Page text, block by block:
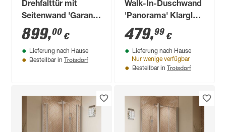
Drehfalttür mit
Seitenwand 'Garant
2.0' Anschlag rechts
Alu-Naturfarben für
Duschwanneneinbaumaß
875 - 900 / 880 - 900
899,00 €
Lieferung nach Hause
Bestellbar in Troisdorf
Walk-In-Duschwand
'Panorama' Klarglas,
teilgerahmt,
schwarz matt, 90 x
200 cm
479,99 €
Lieferung nach Hause
Nur wenige verfügbar
Bestellbar in Troisdorf